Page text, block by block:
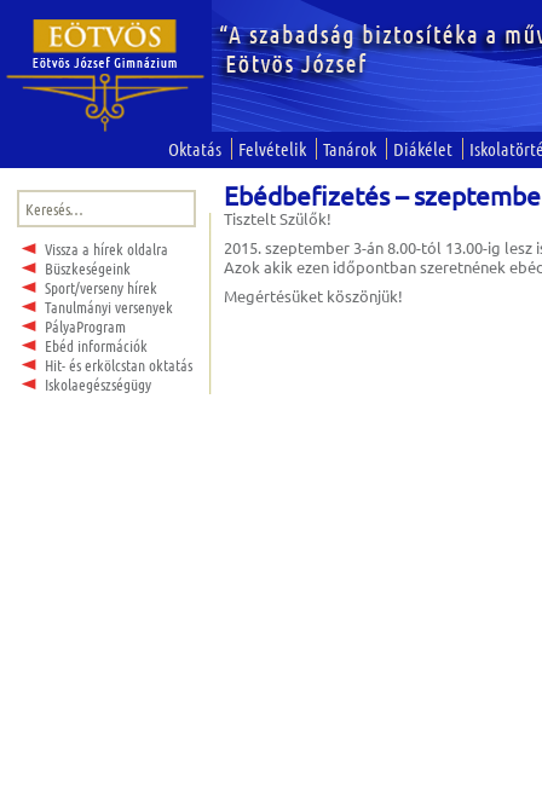
Oktatás Felvételik Tanárok Diákélet
Keresés:
Vissza a hírek oldalra
Büszkeségeink
Sport/verseny hírek
Tanulmányi versenyek
PályaProgram
Ebéd információk
Hit- és erkölcstan oktatás
Iskolaegészségügy
Ebédbefizetés –
Tisztelt Szülők!
2015. szeptember 3-án 8.00-tól 13.00-ig
Azok akik ezen időpontban szeretnének
Megértésüket köszönjük!